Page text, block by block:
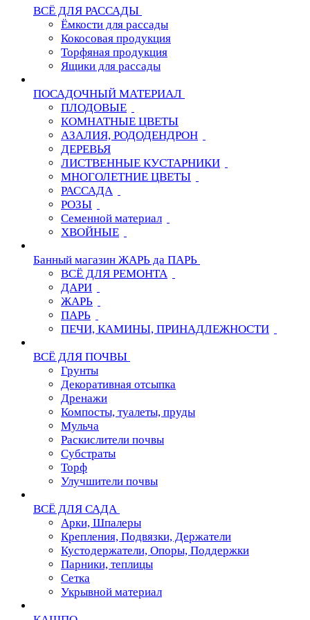
ВСЁ ДЛЯ РАССАДЫ
Ёмкости для рассады
Кокосовая продукция
Торфяная продукция
Ящики для рассады
ПОСАДОЧНЫЙ МАТЕРИАЛ
ПЛОДОВЫЕ
КОМНАТНЫЕ ЦВЕТЫ
АЗАЛИЯ, РОДОДЕНДРОН
ДЕРЕВЬЯ
ЛИСТВЕННЫЕ КУСТАРНИКИ
МНОГОЛЕТНИЕ ЦВЕТЫ
РАССАДА
РОЗЫ
Семенной материал
ХВОЙНЫЕ
Банный магазин ЖАРЬ да ПАРЬ
ВСЁ ДЛЯ РЕМОНТА
ДАРИ
ЖАРЬ
ПАРЬ
ПЕЧИ, КАМИНЫ, ПРИНАДЛЕЖНОСТИ
ВСЁ ДЛЯ ПОЧВЫ
Грунты
Декоративная отсыпка
Дренажи
Компосты, туалеты, пруды
Мульча
Раскислители почвы
Субстраты
Торф
Улучшители почвы
ВСЁ ДЛЯ САДА
Арки, Шпалеры
Крепления, Подвязки, Держатели
Кустодержатели, Опоры, Поддержки
Парники, теплицы
Сетка
Укрывной материал